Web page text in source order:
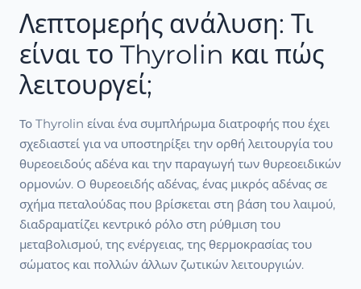
Λεπτομερής ανάλυση: Τι
είναι το Thyrolin και πώς
λειτουργεί;
Το Thyrolin είναι ένα συμπλήρωμα διατροφής που έχει
σχεδιαστεί για να υποστηρίξει την ορθή λειτουργία του
θυρεοειδούς αδένα και την παραγωγή των θυρεοειδικών
ορμονών. Ο θυρεοειδής αδένας, ένας μικρός αδένας σε
σχήμα πεταλούδας που βρίσκεται στη βάση του λαιμού,
διαδραματίζει κεντρικό ρόλο στη ρύθμιση του
μεταβολισμού, της ενέργειας, της θερμοκρασίας του
σώματος και πολλών άλλων ζωτικών λειτουργιών.